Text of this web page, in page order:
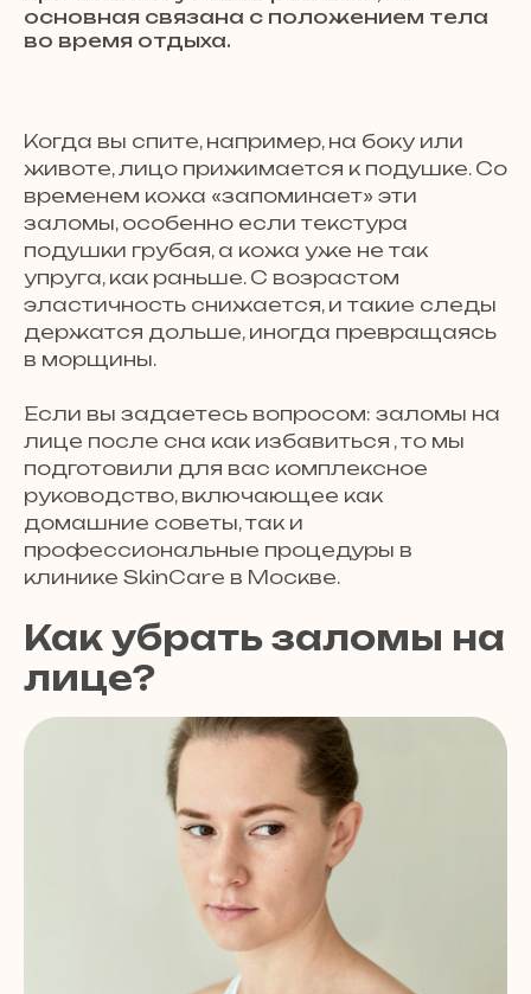
основная связана с положением тела
во время отдыха.
Когда вы спите, например, на боку или
животе, лицо прижимается к подушке. Со
временем кожа «запоминает» эти
заломы, особенно если текстура
подушки грубая, а кожа уже не так
упруга, как раньше. С возрастом
эластичность снижается, и такие следы
держатся дольше, иногда превращаясь
в морщины.
Если вы задаетесь вопросом: заломы на
лице после сна как избавиться , то мы
подготовили для вас комплексное
руководство, включающее как
домашние советы, так и
профессиональные процедуры в
клинике SkinCare в Москве.
Как убрать заломы на
лице?